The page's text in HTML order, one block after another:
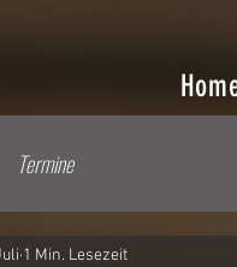
Termine
1 Min. Lesezeit